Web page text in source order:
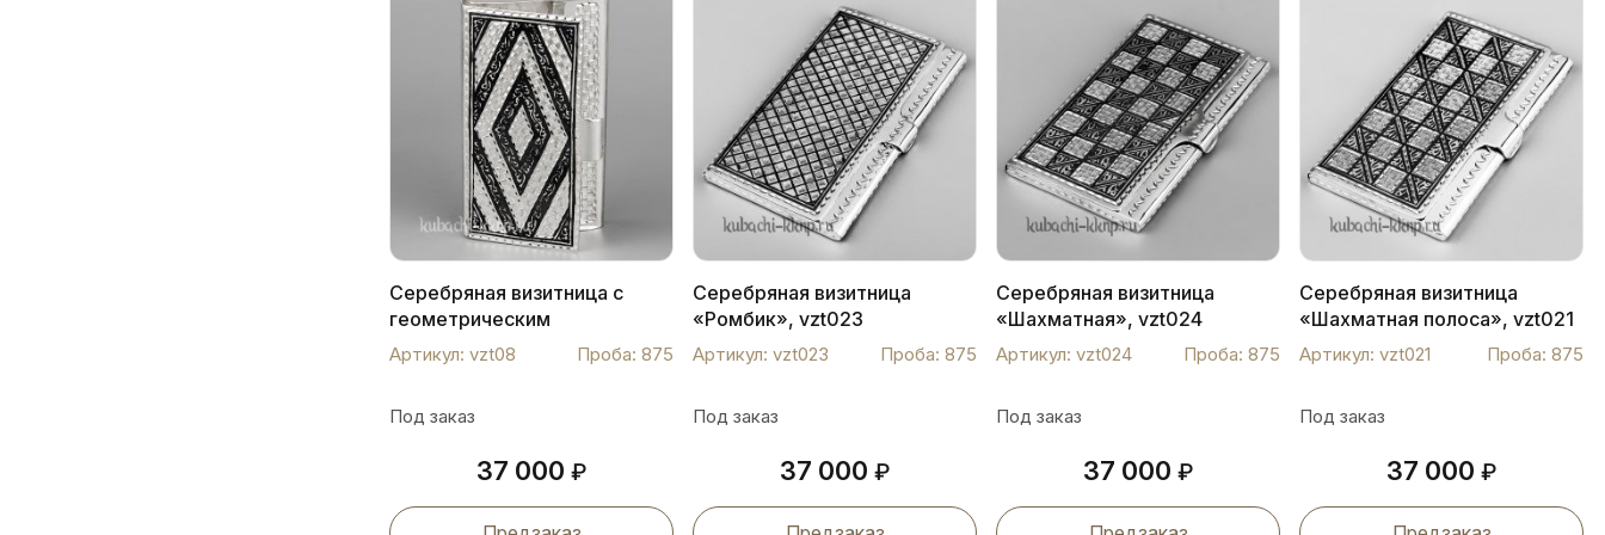
Серебряная визитница с
геометрическим
орнаментом, vzt08
Артикул: vzt08 Проба: 875
Под заказ
37 000 ₽
Серебряная визитница
«Ромбик», vzt023
Артикул: vzt023 Проба: 875
Под заказ
37 000 ₽
Серебряная визитница
«Шахматная», vzt024
Артикул: vzt024 Проба: 875
Под заказ
37 000 ₽
Серебряная визитница
«Шахматная полоса», vzt021
Артикул: vzt021 Проба: 875
Под заказ
37 000 ₽